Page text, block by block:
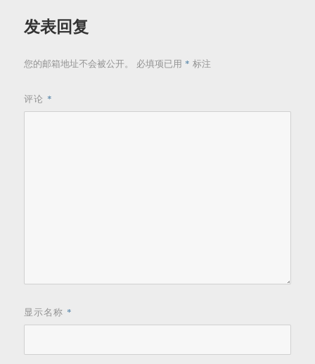
发表回复
您的邮箱地址不会被公开。 必填项已用 * 标注
评论 *
显示名称 *